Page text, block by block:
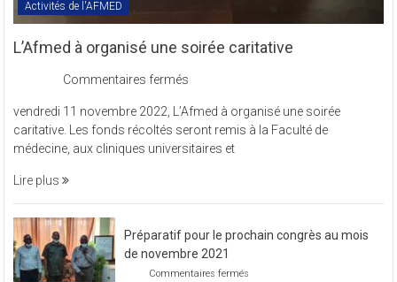
Activités de l'AFMED
L’Afmed à organisé une soirée caritative
Commentaires fermés
à
organisé
une
vendredi 11 novembre 2022, L’Afmed à organisé une soirée
caritative. Les fonds récoltés seront remis à la Faculté de
médecine, aux cliniques universitaires et
Lire plus
Préparatif pour le prochain congrès au mois
de novembre 2021
Commentaires fermés